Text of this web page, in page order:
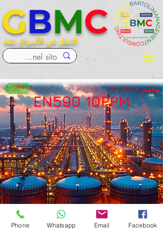
التنقل في الأسواق بثقة
GBMC
< Indietro 20 نوفمبر 2024
EN590 10PPM
Phone Whatsapp Email Facebook